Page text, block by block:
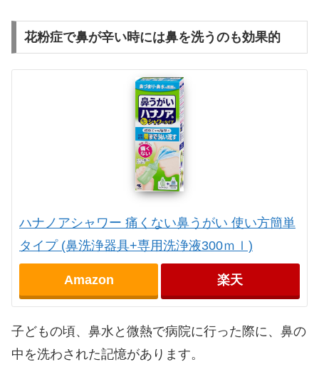
花粉症で鼻が辛い時には鼻を洗うのも効果的
ハナノアシャワー 痛くない鼻うがい 使い方簡単
タイプ (鼻洗浄器具+専用洗浄液300ｍｌ)
Amazon 楽天
子どもの頃、鼻水と微熱で病院に行った際に、鼻の
中を洗わされた記憶があります。